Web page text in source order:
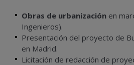
Obras de urbanización en
Ingenieros).
Presentación del proyecto de
en Madrid.
Licitación de redacción de